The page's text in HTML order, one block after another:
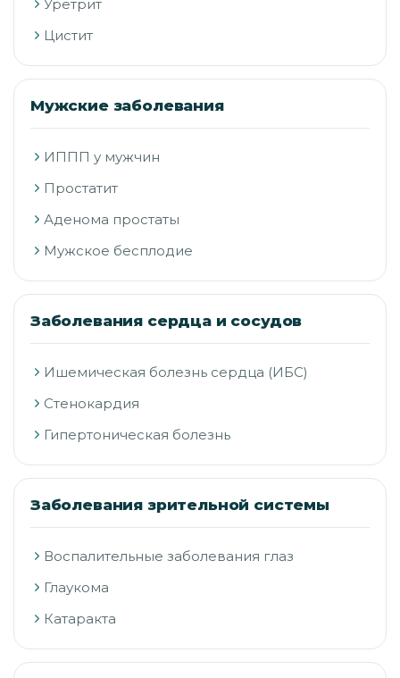
Уретрит
Цистит
Мужские заболевания
ИППП у мужчин
Простатит
Аденома простаты
Мужское бесплодие
Заболевания сердца и сосудов
Ишемическая болезнь сердца (ИБС)
Стенокардия
Гипертоническая болезнь
Заболевания зрительной системы
Воспалительные заболевания глаз
Глаукома
Катаракта